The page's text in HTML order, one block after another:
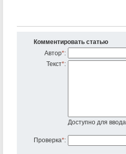
Комментировать статью
Автор*:
Текст*:
Доступно для ввода
Проверка*: